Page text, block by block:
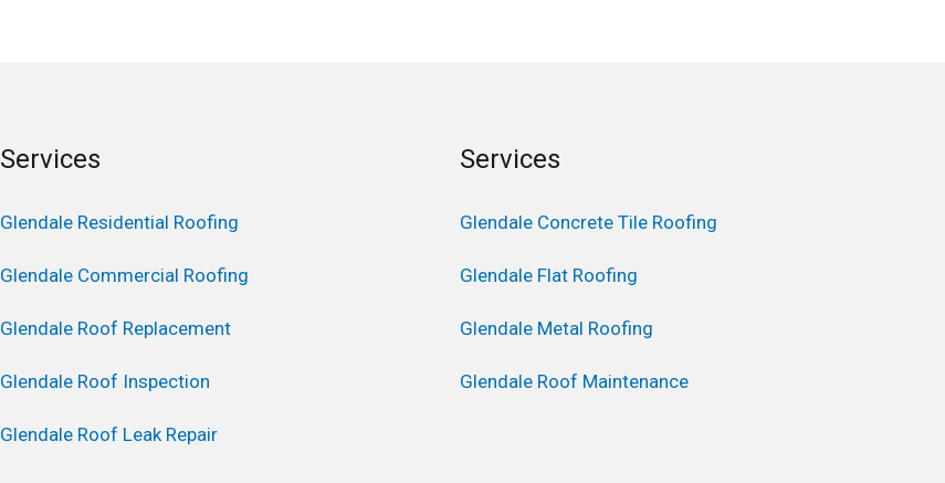
Services
Glendale Residential Roofing
Glendale Commercial Roofing
Glendale Roof Replacement
Glendale Roof Inspection
Glendale Roof Leak Repair
Services
Glendale Concrete Tile Roofing
Glendale Flat Roofing
Glendale Metal Roofing
Glendale Roof Maintenance